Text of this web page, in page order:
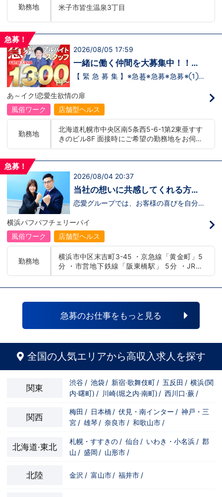
「今」入社するべきじゃないです
か！？！？ のし上がりたいなら、このビ
ッグチャンス見逃さないでください！！チ
か？？当グループは年功序列ではなく実力
や幹部枠への昇格が可能なんです！力のあ
る方には必要な席をしっかりご用意できる
環境ですのでご安心ください。実際に入社
後、最短で8ヶ月で店長になった先輩もい
んか！？ 勿論、男性だけではなく女性も
活躍中。ハピネスグループ初の女性店長だ
って目指せます。それでもまだ迷ってるっ
て方は是非オフィシャルサイトをご覧下さ
お手数ですがコピー＆ペーストしてURLを
開いていただければです。先輩のインタビ
ュー動画など、アナタが一歩踏み出すキッ
非ご覧ください(^^)鳥取米子で 「オトコの
480万円＋目標達成報奨金100万円☆※今
だけ限定引越し代も当社負担！！！
勤務地 米子市皆生温泉3丁目
急募！
2026/08/05 17:59
一緒に働く仲間を大募集中！！
【アルバイト・送迎ドライバー急
【 緊 急 募 集 】※急募※急募※急募※①ス
バー！店舗間5分程度お客様を送迎するだ
け！時給：①1,300円～②1,100円～勤務
時間：①早番：8:00～18:00 （食事休憩
あり：実働9時間） 遅番：16:00～翌
日祝日の日中(9時～16時位まで)、平日夜
(夕方～24時位まで)※ご希望があれば、そ
の他のシフト調整も可能です。お気軽にご
であればOK！②ご自身の車持ち込み
用時は時給変動あり）「今すぐ稼ぎた
い！」「業界に興味はあるけどちょっと不
安...」「運転が好き！」という方、大歓
迎！スピード採用中につき、ご応募はお急
喜びを自分自身の喜びに感じられるような
人物を求めています！・接客が好き・お客
様が笑顔になると自分も嬉しい・お客様だ
けでなく、働く仲間もキャストさんも笑顔
為にはどうしたらいいのか？を考えられる
上記のような方が当グループでは活躍の場
を広げています。他にも…・失敗しても諦
い！・環境を変えてチャレンジしたい！・
経験がないからダメという事は一切なく、
自分の将来のビジョンの為にこうしたい！
こうなりたい！と強い意志を持ってる方に
も平等にチャンスがある職場になっていま
す。今働いてる先輩方は、異業種から転職
してきた方が圧倒的に多いです。「ちょっ
と求めてる人物像と自分は違うかも…？」
と思う方もいると思います。ですが、よく
考えてください。全てが当てはまる人の方
が少ないと思います。ココは自分にも当て
はまる！で十分なんです。まずは応募し
さい。その後、私たちの想いを説明させて
いただきます。その話の中で共感できる
か/出来ないかだと思います。ご応募お待
あ～イク!恋愛生欲情の扉
風俗ワーク
店舗型ヘルス
勤務地
北海道札幌市中央区南5条西5-6-1第2東亜すす
きのビル8F 面接時にご希望の勤務地をお伺い
し、配属店舗を決定いたします。 入社後の転
■横浜エリア：神奈川県横浜市中区 ・京急線
黄金町駅、日ノ出町駅 ・市営地下鉄阪東橋
駅、伊勢佐木長者町駅 ・JR横浜線関内駅 ■札
幌エリア：北海道札幌市 地下鉄南北線すすき
の駅
急募！
2026/08/04 20:37
当社の想いに共感してくれる方、
大募集‼
恋愛グループでは、お客様の喜びを自分自
います！・接客が好き・お客様が笑顔にな
ると自分も嬉しい・お客様だけでなく、働
く仲間もキャストさんも笑顔になると嬉し
い・喜んで(楽しんで)もらう為にはどうし
方が当グループでは活躍の場を広げていま
す。他にも…・失敗しても諦めない！・と
にかくやる気だけは負けない！・環境を変
をあげたい！など。接客業経験がないから
ジョンの為にこうしたい！こうなりたい！
と強い意志を持ってる方にも平等にチャン
スがある職場になっています。その為、未
経験からの応募も大歓迎です。今働いてる
倒的に多いです。「ちょっと求めてる人物
像と自分は違うかも…？」と思う方もいる
と思います。ですが、よく考えてくださ
い。全てが当てはまる人の方が少ないと思
います。ココは自分にも当てはまる！で十
分なんです。まずは応募して、面接時にあ
なたの想いを聞かせてください。その後、
その話の中で共感できるか/出来ないかだ
と思います。ご応募お待ちしておりま
す！！
横浜パフパフチェリーパイ
風俗ワーク
店舗型ヘルス
勤務地
横浜市中区末吉町3-45 ・京急線「黄金町」5
分 ・市営地下鉄線「阪東橋駅」 5分 ・JR線
「関内駅」15分
急募のお仕事をもっと見る
全国の人気エリアから高収入求人を探す
関東
渋谷 / 池袋 / 新宿·歌舞伎町 / 五反田 / 横浜(関
内·曙町) / 川崎(堀之内·南町) / 西川口·蕨 /
関西
梅田 / 日本橋 / 伏見・南インター / 神戸・三
宮 / 雄琴 / 奈良市 / 和歌山市 /
北海道·東北
札幌・すすきの / 仙台 / いわき・小名浜 / 郡
山 / 盛岡 / 山形市 /
北陸 金沢 / 富山市 / 福井市 /